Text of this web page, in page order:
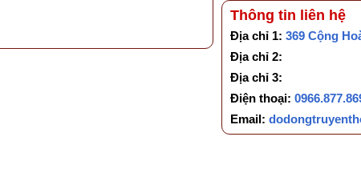
Thông tin liên hệ
Địa chỉ 1: 369 Cộng
Địa chỉ 2:
Địa chỉ 3:
Điện thoại:
Email: